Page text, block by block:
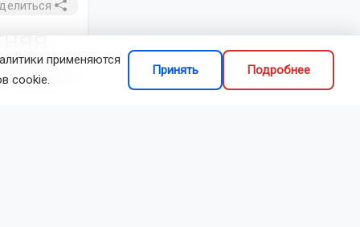
применяются
cookie.
Принять Подробнее